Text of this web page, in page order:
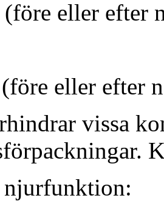
eller efter
eller efter
vissa
njurfunktion: